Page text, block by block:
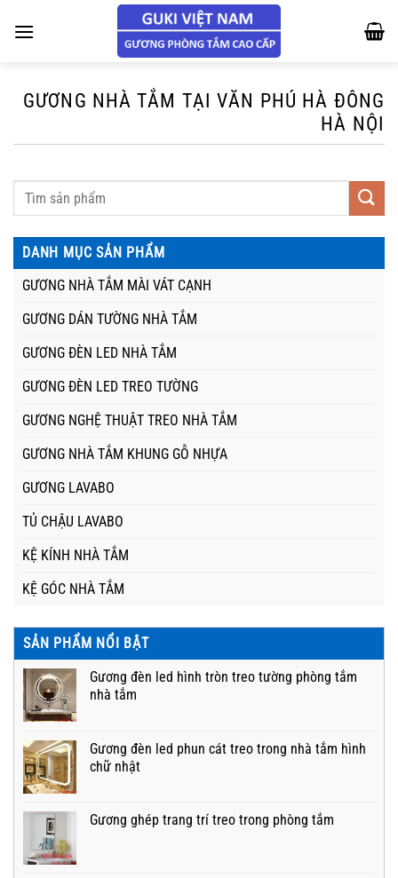
đến
GƯƠNG NHÀ TẮM TẠI VĂN PHÚ HÀ ĐÔNG
HÀ NỘI
DANH MỤC SẢN PHẨM
GƯƠNG NHÀ TẮM MÀI VÁT CẠNH
GƯƠNG DÁN TƯỜNG NHÀ TẮM
GƯƠNG ĐÈN LED NHÀ TẮM
GƯƠNG ĐÈN LED TREO TƯỜNG
GƯƠNG NGHỆ THUẬT TREO NHÀ TẮM
GƯƠNG NHÀ TẮM KHUNG GỖ NHỰA
GƯƠNG LAVABO
TỦ CHẬU LAVABO
KỆ KÍNH NHÀ TẮM
KỆ GÓC NHÀ TẮM
SẢN PHẨM NỔI BẬT
Gương đèn led hình tròn treo tường phòng tắm
nhà tắm
Gương đèn led phun cát treo trong nhà tắm hình
chữ nhật
Gương ghép trang trí treo trong phòng tắm